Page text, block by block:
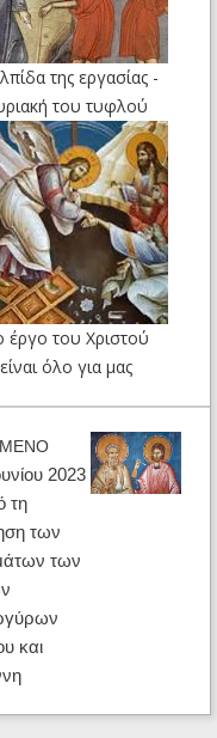
της εργασίας -
του τυφλού
έργο του Χριστού
είναι όλο για μας
2023
τη
των
των
και